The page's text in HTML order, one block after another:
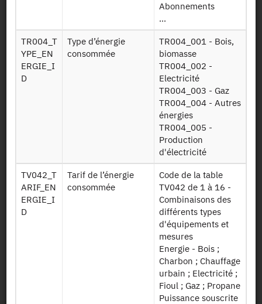
DPE dpe
logement
Table DPE
logement
DPE factures
ecs
générateurs ECS
DPE installations
chauffage
Table
Abonnements
...
TR004_T
YPE_EN
ERGIE_I
D
Type d’énergie
consommée
TR004_001 - Bois,
biomasse
TR004_002 -
Electricité
TR004_003 - Gaz
TR004_004 - Autres
énergies
TR004_005 -
Production
d'électricité
TV042_T
ARIF_EN
ERGIE_I
D
Tarif de l’énergie
consommée
Code de la table
TV042 de 1 à 16 -
Combinaisons des
différents types
d'équipements et
mesures
Energie - Bois ;
Charbon ; Chauffage
urbain ; Electricité ;
Fioul ; Gaz ; Propane
Puissance souscrite
https://doi.org/10.34724/CASD.195.1548.V1